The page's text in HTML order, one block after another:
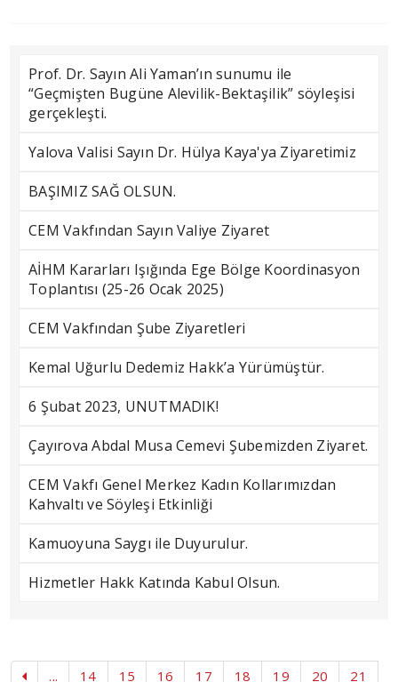
Prof. Dr. Sayın Ali Yaman’ın sunumu ile
“Geçmişten Bugüne Alevilik-Bektaşilik” söyleşisi
gerçekleşti.
Yalova Valisi Sayın Dr. Hülya Kaya'ya Ziyaretimiz
BAŞIMIZ SAĞ OLSUN.
CEM Vakfından Sayın Valiye Ziyaret
AİHM Kararları Işığında Ege Bölge Koordinasyon
Toplantısı (25-26 Ocak 2025)
CEM Vakfından Şube Ziyaretleri
Kemal Uğurlu Dedemiz Hakk’a Yürümüştür.
6 Şubat 2023, UNUTMADIK!
Çayırova Abdal Musa Cemevi Şubemizden Ziyaret.
CEM Vakfı Genel Merkez Kadın Kollarımızdan
Kahvaltı ve Söyleşi Etkinliği
Kamuoyuna Saygı ile Duyurulur.
Hizmetler Hakk Katında Kabul Olsun.
... 14 15 16 17 18 19 20 21